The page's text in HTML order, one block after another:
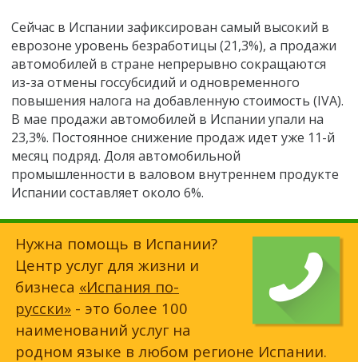
Сейчас в Испании зафиксирован самый высокий в
еврозоне уровень безработицы (21,3%), а продажи
автомобилей в стране непрерывно сокращаются
из-за отмены госсубсидий и одновременного
повышения налога на добавленную стоимость (IVA).
В мае продажи автомобилей в Испании упали на
23,3%. Постоянное снижение продаж идет уже 11-й
месяц подряд. Доля автомобильной
промышленности в валовом внутреннем продукте
Испании составляет около 6%.
Нужна помощь в Испании?
Центр услуг для жизни и
бизнеса «Испания по-
русски» - это более 100
наименований услуг на
родном языке в любом регионе Испании.